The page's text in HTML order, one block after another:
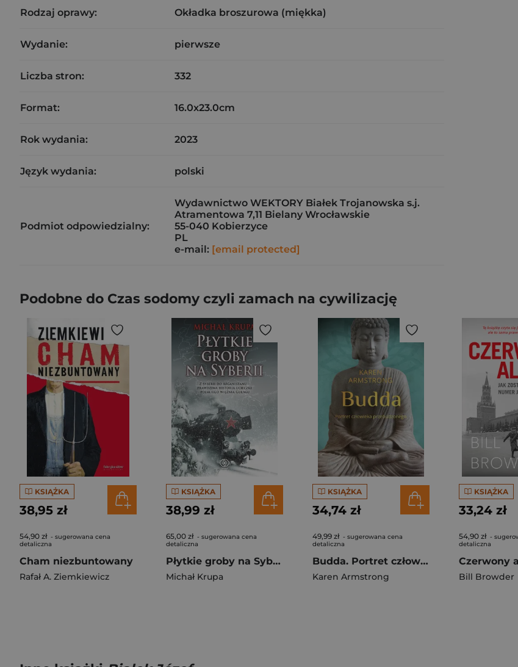
Rodzaj oprawy: Okładka broszurowa (miękka)
Wydanie: pierwsze
Liczba stron: 332
Format: 16.0x23.0cm
Rok wydania: 2023
Język wydania: polski
Podmiot odpowiedzialny:
Wydawnictwo WEKTORY Białek Trojanowska s.j.
Atramentowa 7,11 Bielany Wrocławskie
55-040 Kobierzyce
PL
e-mail: [email protected]
Podobne do Czas sodomy czyli zamach na cywilizację
KSIĄŻKA
38,95 zł
54,90 zł - sugerowana cena
detaliczna
Cham niezbuntowany
Rafał A. Ziemkiewicz
KSIĄŻKA
38,99 zł
65,00 zł - sugerowana cena
detaliczna
Płytkie groby na Syberii
Michał Krupa
KSIĄŻKA
34,74 zł
49,99 zł - sugerowana cena
detaliczna
Budda. Portret człowieka przebudzonego
Karen Armstrong
KSIĄŻKA
33,24 zł
54,90 zł -
detaliczna
Bill Browder